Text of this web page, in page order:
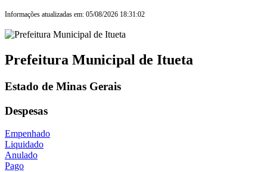
Informações atualizadas em: 05/08/2026 18:31:02
Prefeitura Municipal de Itueta
Estado de Minas Gerais
Despesas
Empenhado
Liquidado
Anulado
Pago